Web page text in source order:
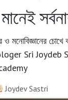
ও মনোবিজ্ঞানের
Sri Joydeb
Joydev Sastri